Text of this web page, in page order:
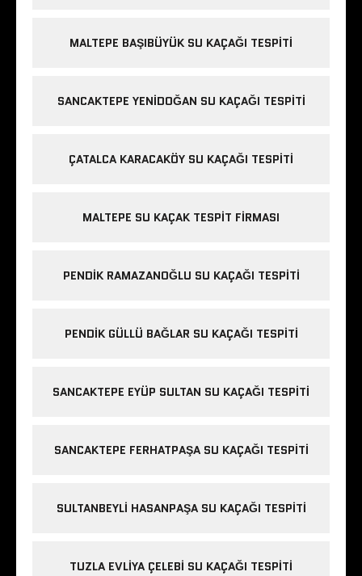
MALTEPE BAŞIBÜYÜK SU KAÇAĞI TESPITI
SANCAKTEPE YENIDOĞAN SU KAÇAĞI TESPITI
ÇATALCA KARACAKÖY SU KAÇAĞI TESPITI
MALTEPE SU KAÇAK TESPIT FIRMASI
PENDIK RAMAZANOĞLU SU KAÇAĞI TESPITI
PENDIK GÜLLÜ BAĞLAR SU KAÇAĞI TESPITI
SANCAKTEPE EYÜP SULTAN SU KAÇAĞI TESPITI
SANCAKTEPE FERHATPAŞA SU KAÇAĞI TESPITI
SULTANBEYLI HASANPAŞA SU KAÇAĞI TESPITI
TUZLA EVLIYA ÇELEBI SU KAÇAĞI TESPITI